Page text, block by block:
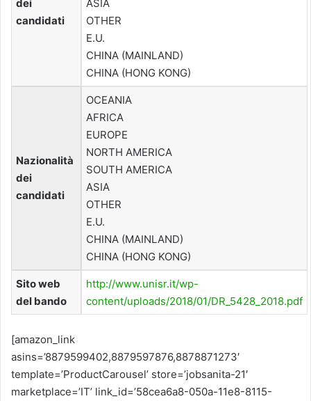
dei
candidati
ASIA
OTHER
E.U.
CHINA (MAINLAND)
CHINA (HONG KONG)
Nazionalità
dei
candidati
OCEANIA
AFRICA
EUROPE
NORTH AMERICA
SOUTH AMERICA
ASIA
OTHER
E.U.
CHINA (MAINLAND)
CHINA (HONG KONG)
Sito web
del bando
http://www.unisr.it/wp-
content/uploads/2018/01/DR_5428_2018.pdf
[amazon_link
asins=’8879599402,8879597876,8878871273′
template=’ProductCarousel’ store=’jobsanita-21′
marketplace=’IT’ link_id=’58cea6a8-050a-11e8-8115-